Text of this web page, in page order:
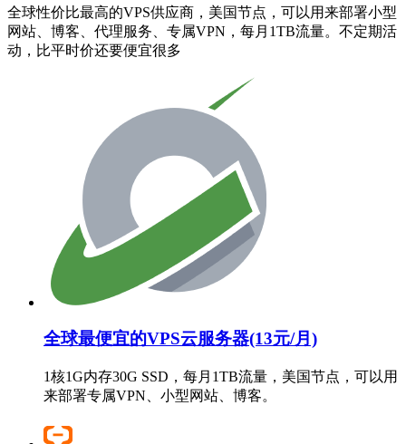
全球性价比最高的VPS供应商，美国节点，可以用来部署小型
网站、博客、代理服务、专属VPN，每月1TB流量。不定期活
动，比平时价还要便宜很多
全球最便宜的VPS云服务器(13元/月)
1核1G内存30G SSD，每月1TB流量，美国节点，可以用
来部署专属VPN、小型网站、博客。